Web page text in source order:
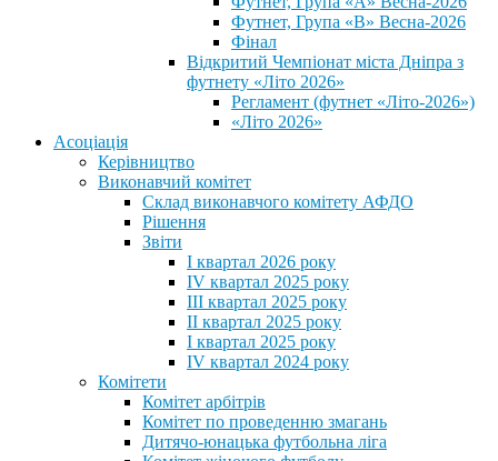
Футнет, Група «В» Весна-2026
Фінал
Відкритий Чемпіонат міста Дніпра з
футнету «Літо 2026»
Регламент (футнет «Літо-2026»)
«Літо 2026»
Асоціація
Керівництво
Виконавчий комітет
Склад виконавчого комітету АФДО
Рішення
Звіти
I квартал 2026 року
IV квартал 2025 року
III квартал 2025 року
II квартал 2025 року
I квартал 2025 року
IV квартал 2024 року
Комітети
Комітет арбітрів
Комітет по проведенню змагань
Дитячо-юнацька футбольна ліга